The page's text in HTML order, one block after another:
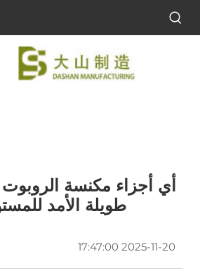
أي أجزاء مكنسة الروبوت
طويلة الأمد
2025-11-20 17:47:00